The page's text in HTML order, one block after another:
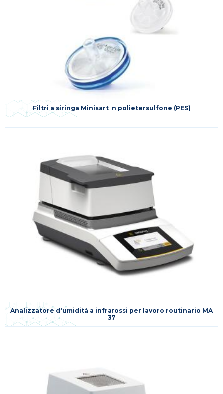
Filtri a siringa Minisart in polietersulfone (PES)
Analizzatore d'umidità a infrarossi per lavoro routinario MA
37